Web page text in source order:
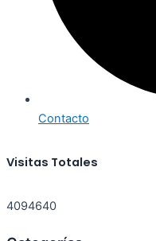
Contacto
Visitas Totales
4094640